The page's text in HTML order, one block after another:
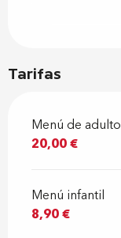
Tarifas
Menú de adulto
20,00 €
Menú infantil
8,90 €